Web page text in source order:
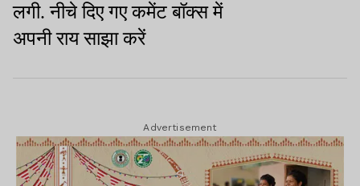
लगी. नीचे दिए गए कमेंट बॉक्स में
अपनी राय साझा करें
Advertisement